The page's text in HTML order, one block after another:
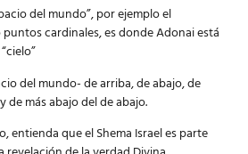
del mundo”, por ejemplo el
cardinales, es donde Adonai está
del mundo- de arriba, de abajo, de
de más abajo del de abajo.
entienda que el Shema Israel es parte